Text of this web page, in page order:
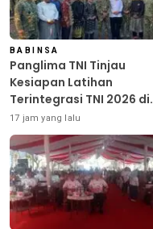
BABINSA
Panglima TNI Tinjau
Kesiapan Latihan
Terintegrasi TNI 2026 di
Dabo Singkep
17 jam yang lalu